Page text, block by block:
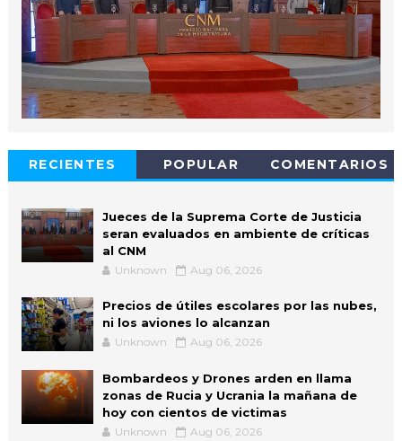
RECIENTES POPULAR COMENTARIOS
Jueces de la Suprema Corte de Justicia
seran evaluados en ambiente de críticas
al CNM
Unknown Aug 06, 2026
Precios de útiles escolares por las nubes,
ni los aviones lo alcanzan
Unknown Aug 06, 2026
Bombardeos y Drones arden en llama
zonas de Rucia y Ucrania la mañana de
hoy con cientos de victimas
Unknown Aug 06, 2026